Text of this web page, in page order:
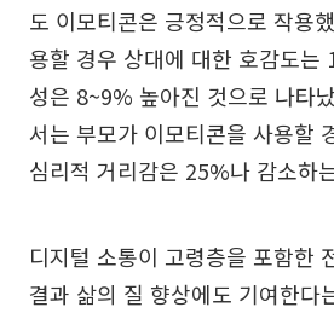
도 이모티콘은 긍정적으로 작용
용할 경우 상대에 대한 호감도는
성은 8~9% 높아진 것으로 나타
서는 부모가 이모티콘을 사용할
심리적 거리감은 25%나 감소하
디지털 소통이 고령층을 포함한
결과 삶의 질 향상에도 기여한다